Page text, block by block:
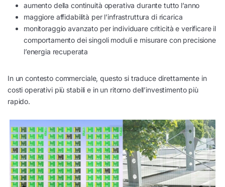
aumento della continuità operativa durante tutto l’anno
maggiore affidabilità per l’infrastruttura di ricarica
monitoraggio avanzato per individuare criticità e verificare il
comportamento dei singoli moduli e misurare con precisione
l’energia recuperata
In un contesto commerciale, questo si traduce direttamente in
costi operativi più stabili e in un ritorno dell’investimento più
rapido.